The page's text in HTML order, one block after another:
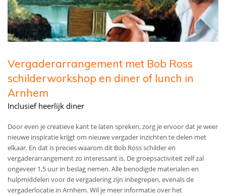
Vergaderarrangement met Bob Ross
schilderworkshop en diner of lunch in
Arnhem
Inclusief heerlijk diner
Door even je creatieve kant te laten spreken, zorg je ervoor dat je weer
nieuwe inspiratie krijgt om nieuwe vergader inzichten te delen met
elkaar. En dat is precies waarom dit Bob Ross schilder en
vergaderarrangement zo interessant is. De groepsactiviteit zelf zal
ongeveer 1,5 uur in beslag nemen. Alle benodigde materialen en
hulpmiddelen voor de vergadering zijn inbegrepen, evenals de
vergaderlocatie in Arnhem. Wil je meer informatie over het